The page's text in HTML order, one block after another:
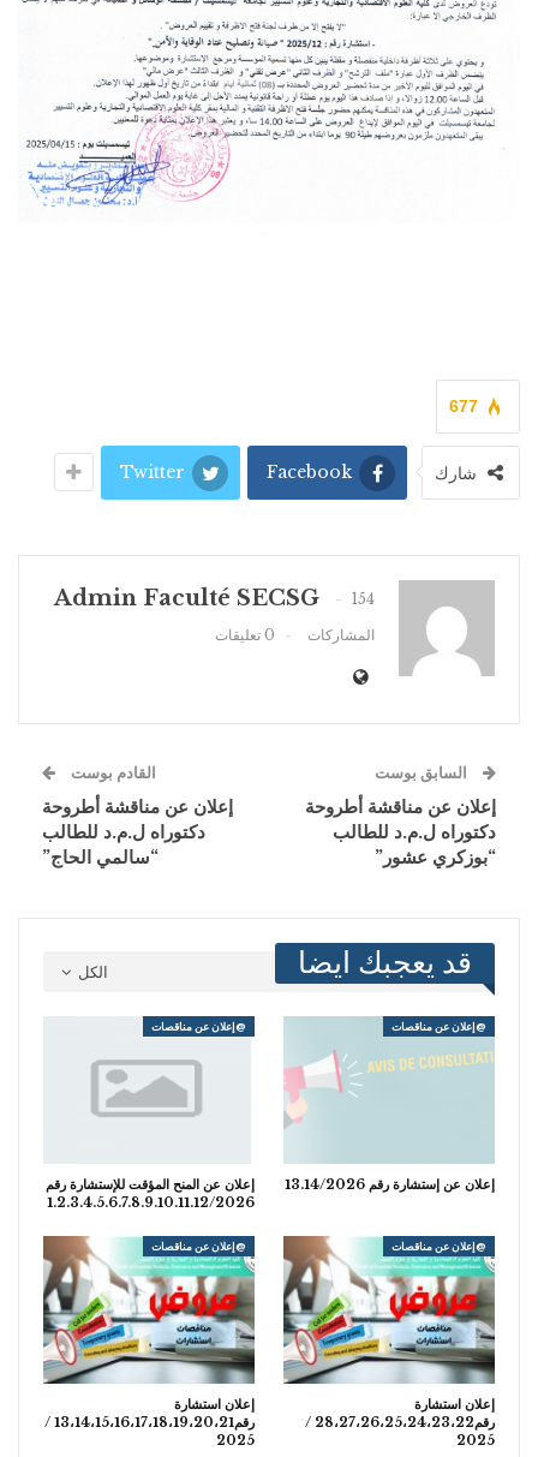
677
شارك Facebook
Twitter
Admin Faculté SECSG
154
المشاركات
0 تعليقات
السابق بوست
إعلان عن مناقشة أطروحة
دكتوراه ل.م.د للطالب
“بوزكري عشور”
القادم بوست
إعلان عن مناقشة أطروحة
دكتوراه ل.م.د للطالب
“سالمي الحاج”
الكل قد يعجبك ايضا
@إعلان عن مناقصات
إعلان عن إستشارة رقم 13.14/2026
@إعلان عن مناقصات
إعلان عن المنح المؤقت للإستشارة رقم
1.2.3.4.5.6.7.8.9.10.11.12/2026
@إعلان عن مناقصات
إعلان استشارة
رقم28،27،26،25،24،23،22 /
2025
@إعلان عن مناقصات
إعلان استشارة
رقم13،14،15،16،17،18،19،20،21 /
2025